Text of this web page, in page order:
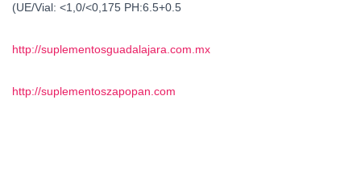
(UE/Vial: <1,0/<0,175 PH:6.5+0.5
http://suplementosguadalajara.com.mx
http://suplementoszapopan.com